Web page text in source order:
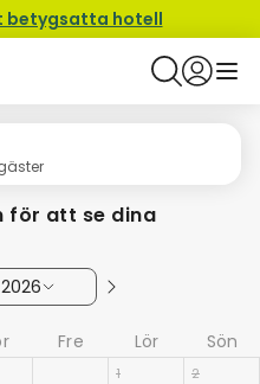
betygsatta hotell
för att se dina
Fre Lör Sön
1 2